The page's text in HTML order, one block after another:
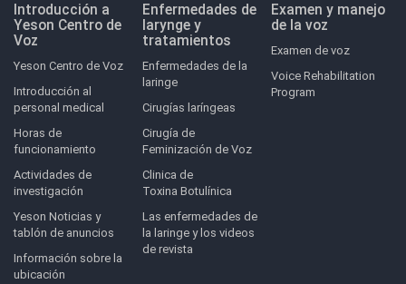
Introducción a
Yeson Centro de
Voz
Yeson Centro de Voz
Introducción al
personal medical
Horas de
funcionamiento
Actividades de
investigación
Yeson Noticias y
tablón de anuncios
Información sobre la
ubicación
Enfermedades de
larynge y
tratamientos
Enfermedades de la
laringe
Cirugías laríngeas
Cirugía de
Feminización de Voz
Clinica de
Toxina Botulínica
Las enfermedades de
la laringe y los videos
de revista
Examen y manejo
de la voz
Examen de voz
Voice Rehabilitation
Program